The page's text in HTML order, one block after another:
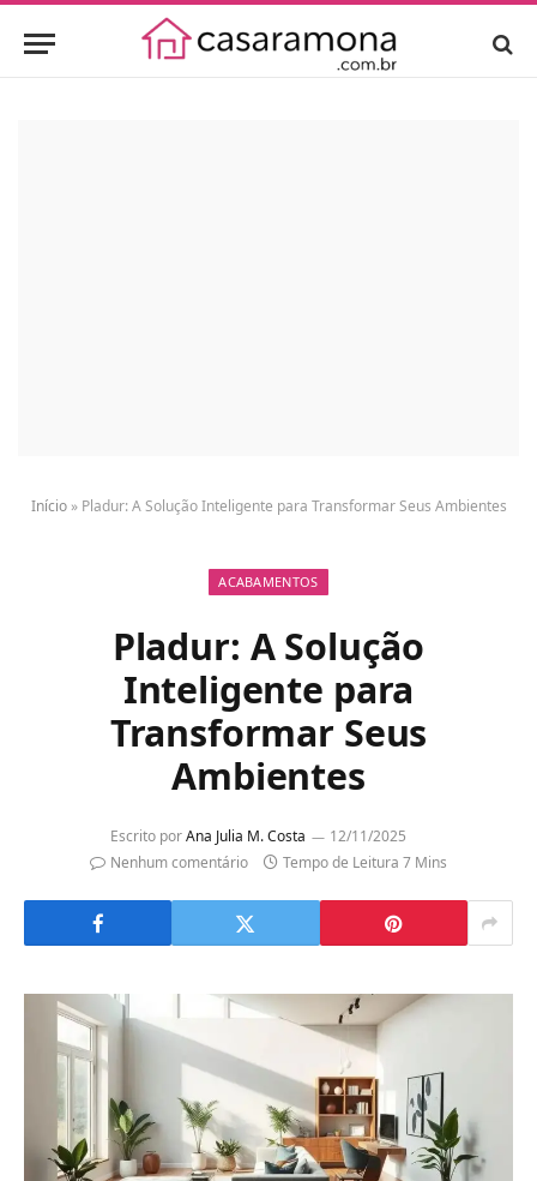
Início» Pladur: A Solução Inteligente para Transformar Seus Ambientes
ACABAMENTOS
Pladur: A Solução
Inteligente para
Transformar Seus
Ambientes
Escrito por Ana Julia M. Costa
12/11/2025
Nenhum comentário
Tempo de Leitura 7 Mins